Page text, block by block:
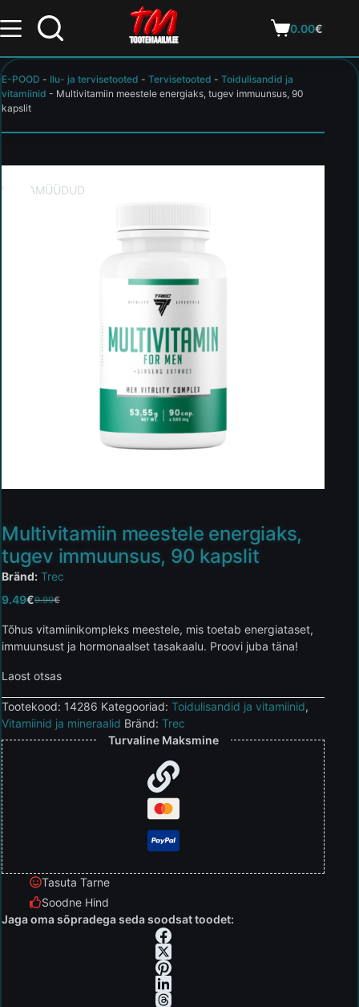
0.00€
E-POOD - Ilu- ja tervisetooted - Tervisetooted - Toidulisandid ja
vitamiinid - Multivitamiin meestele energiaks, tugev immuunsus, 90
kapslit
VÄLJAMÜÜDUD
Multivitamiin meestele energiaks,
tugev immuunsus, 90 kapslit
Bränd: Trec
9.99€
9.49€
Tõhus vitamiinikompleks meestele, mis toetab energiataset,
immuunsust ja hormonaalset tasakaalu. Proovi juba täna!
Laost otsas
Tootekood: 14286 Kategooriad: Toidulisandid ja vitamiinid,
Vitamiinid ja mineraalid Bränd: Trec
Turvaline Maksmine
Tasuta Tarne
Soodne Hind
Jaga oma sõpradega seda soodsat toodet: